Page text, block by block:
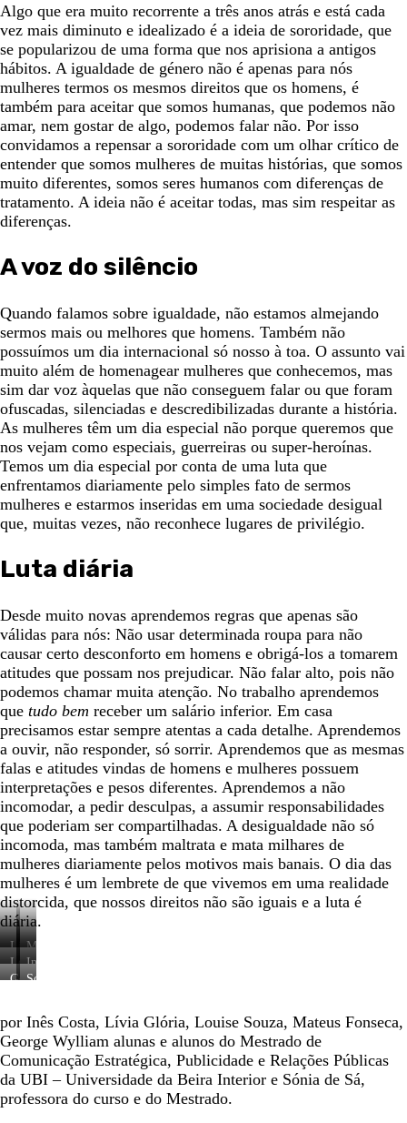
Algo que era muito recorrente a três anos atrás e está cada
vez mais diminuto e idealizado é a ideia de sororidade, que
se popularizou de uma forma que nos aprisiona a antigos
hábitos. A igualdade de género não é apenas para nós
mulheres termos os mesmos direitos que os homens, é
também para aceitar que somos humanas, que podemos não
amar, nem gostar de algo, podemos falar não. Por isso
convidamos a repensar a sororidade com um olhar crítico de
entender que somos mulheres de muitas histórias, que somos
muito diferentes, somos seres humanos com diferenças de
tratamento. A ideia não é aceitar todas, mas sim respeitar as
diferenças.
A voz do silêncio
Quando falamos sobre igualdade, não estamos almejando
sermos mais ou melhores que homens. Também não
possuímos um dia internacional só nosso à toa. O assunto vai
muito além de homenagear mulheres que conhecemos, mas
sim dar voz àquelas que não conseguem falar ou que foram
ofuscadas, silenciadas e descredibilizadas durante a história.
As mulheres têm um dia especial não porque queremos que
nos vejam como especiais, guerreiras ou super-heroínas.
Temos um dia especial por conta de uma luta que
enfrentamos diariamente pelo simples fato de sermos
mulheres e estarmos inseridas em uma sociedade desigual
que, muitas vezes, não reconhece lugares de privilégio.
Luta diária
Desde muito novas aprendemos regras que apenas são
válidas para nós: Não usar determinada roupa para não
causar certo desconforto em homens e obrigá-los a tomarem
atitudes que possam nos prejudicar. Não falar alto, pois não
podemos chamar muita atenção. No trabalho aprendemos
que tudo bem receber um salário inferior. Em casa
precisamos estar sempre atentas a cada detalhe. Aprendemos
a ouvir, não responder, só sorrir. Aprendemos que as mesmas
falas e atitudes vindas de homens e mulheres possuem
interpretações e pesos diferentes. Aprendemos a não
incomodar, a pedir desculpas, a assumir responsabilidades
que poderiam ser compartilhadas. A desigualdade não só
incomoda, mas também maltrata e mata milhares de
mulheres diariamente pelos motivos mais banais. O dia das
mulheres é um lembrete de que vivemos em uma realidade
distorcida, que nossos direitos não são iguais e a luta é
diária.
LíviaMateus
Louize
Inês
George
Sónia
por Inês Costa, Lívia Glória, Louise Souza, Mateus Fonseca,
George Wylliam alunas e alunos do Mestrado de
Comunicação Estratégica, Publicidade e Relações Públicas
da UBI – Universidade da Beira Interior e Sónia de Sá,
professora do curso e do Mestrado.